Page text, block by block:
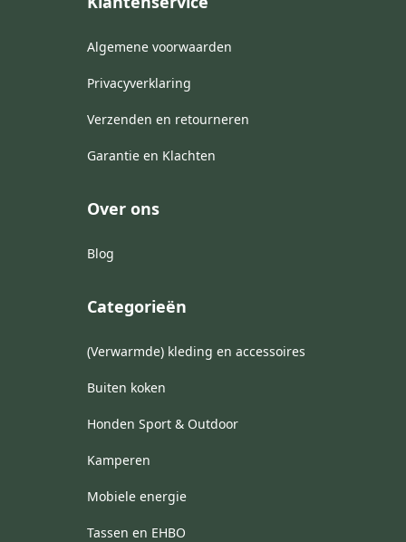
Algemene voorwaarden
Privacyverklaring
Verzenden en retourneren
Garantie en Klachten
Over ons
Blog
Categorieën
(Verwarmde) kleding en accessoires
Buiten koken
Honden Sport & Outdoor
Kamperen
Mobiele energie
Tassen en EHBO